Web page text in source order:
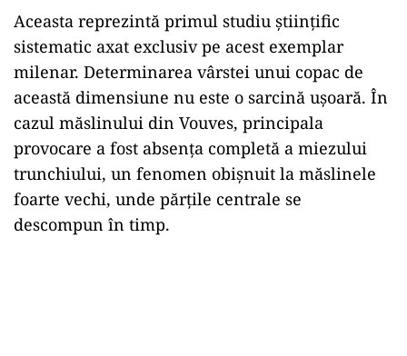
Aceasta reprezintă primul studiu științific
sistematic axat exclusiv pe acest exemplar
milenar. Determinarea vârstei unui copac de
această dimensiune nu este o sarcină ușoară. În
cazul măslinului din Vouves, principala
provocare a fost absența completă a miezului
trunchiului, un fenomen obișnuit la măslinele
foarte vechi, unde părțile centrale se
descompun în timp.